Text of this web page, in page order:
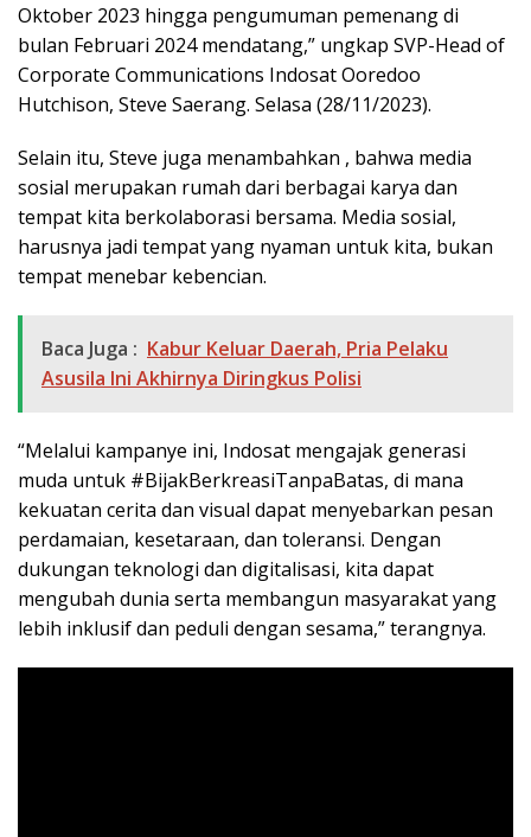
Oktober 2023 hingga pengumuman pemenang di
bulan Februari 2024 mendatang,” ungkap SVP-Head of
Corporate Communications Indosat Ooredoo
Hutchison, Steve Saerang. Selasa (28/11/2023).
Selain itu, Steve juga menambahkan , bahwa media
sosial merupakan rumah dari berbagai karya dan
tempat kita berkolaborasi bersama. Media sosial,
harusnya jadi tempat yang nyaman untuk kita, bukan
tempat menebar kebencian.
Baca Juga : Kabur Keluar Daerah, Pria Pelaku
Asusila Ini Akhirnya Diringkus Polisi
“Melalui kampanye ini, Indosat mengajak generasi
muda untuk #BijakBerkreasiTanpaBatas, di mana
kekuatan cerita dan visual dapat menyebarkan pesan
perdamaian, kesetaraan, dan toleransi. Dengan
dukungan teknologi dan digitalisasi, kita dapat
mengubah dunia serta membangun masyarakat yang
lebih inklusif dan peduli dengan sesama,” terangnya.